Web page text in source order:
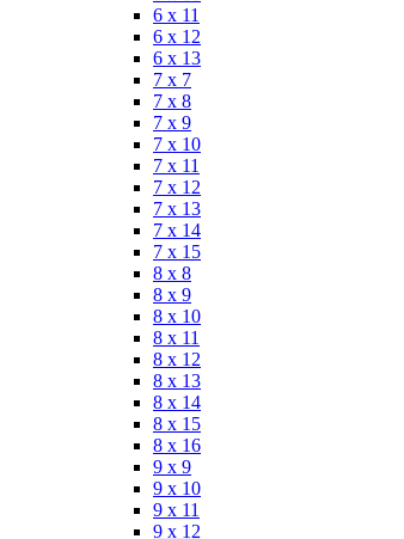
6 x 11
6 x 12
6 x 13
7 x 7
7 x 8
7 x 9
7 x 10
7 x 11
7 x 12
7 x 13
7 x 14
7 x 15
8 x 8
8 x 9
8 x 10
8 x 11
8 x 12
8 x 13
8 x 14
8 x 15
8 x 16
9 x 9
9 x 10
9 x 11
9 x 12